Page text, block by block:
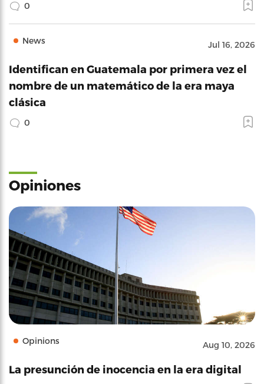
0
News Jul 16, 2026
Identifican en Guatemala por primera vez el
nombre de un matemático de la era maya
clásica
0
Opiniones
Opinions Aug 10, 2026
La presunción de inocencia en la era digital